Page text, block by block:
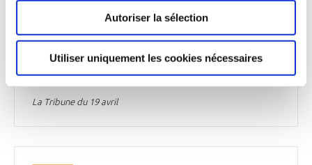
Autoriser la sélection
Utiliser uniquement les cookies nécessaires
Thales Alenia Space (France), Venturi Lab compte également
comme partenaire Beyond Gravity (anciennement connu
sous le nom de RUAG Space) à Zurich (Suisse). Ces
proposer de nouvelles technologies spatiales à l’ESA
(European Space Agency), précise Venturi.
La Tribune du 19 avril